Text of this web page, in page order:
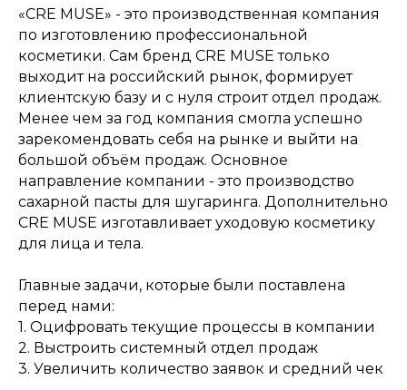
«CRE MUSE» - это производственная компания
по изготовлению профессиональной
косметики. Сам бренд CRE MUSE только
выходит на российский рынок, формирует
клиентскую базу и с нуля строит отдел продаж.
Менее чем за год компания смогла успешно
зарекомендовать себя на рынке и выйти на
большой объём продаж. Основное
направление компании - это производство
сахарной пасты для шугаринга. Дополнительно
CRE MUSE изготавливает уходовую косметику
для лица и тела.
Главные задачи, которые были поставлена
перед нами:
1. Оцифровать текущие процессы в компании
2. Выстроить системный отдел продаж
3. Увеличить количество заявок и средний чек